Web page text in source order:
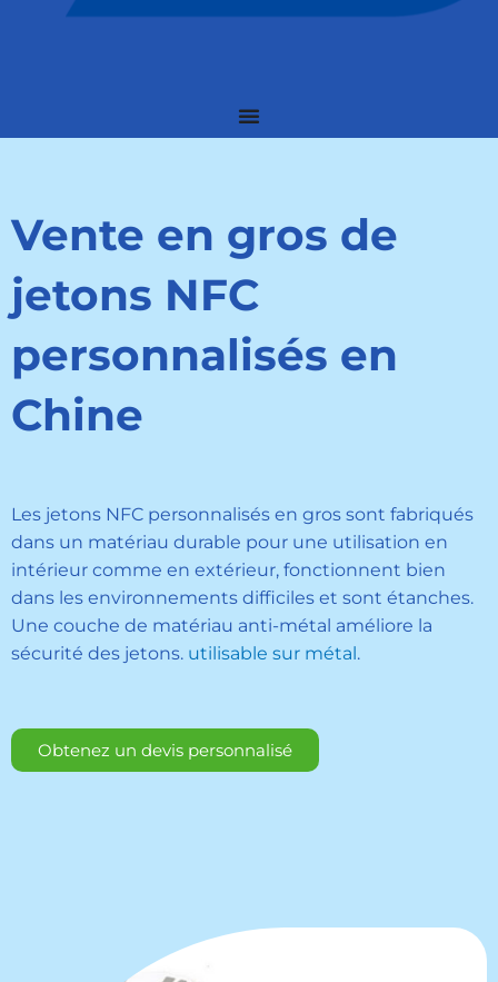
Vente en gros de
jetons NFC
personnalisés en
Chine
Les jetons NFC personnalisés en gros sont fabriqués
dans un matériau durable pour une utilisation en
intérieur comme en extérieur, fonctionnent bien
dans les environnements difficiles et sont étanches.
Une couche de matériau anti-métal améliore la
sécurité des jetons. utilisable sur métal.
Obtenez un devis personnalisé